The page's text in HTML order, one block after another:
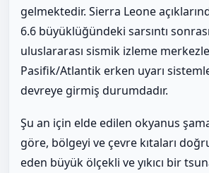
gelmektedir. Sierra Leone
6.6 büyüklüğündeki sarsıntı
uluslararası sismik izleme
Pasifik/Atlantik erken uyarı
devreye girmiş durumdadır.
Şu an için elde edilen okyanus
göre, bölgeyi ve çevre kıtaları
eden büyük ölçekli ve yıkıcı bir